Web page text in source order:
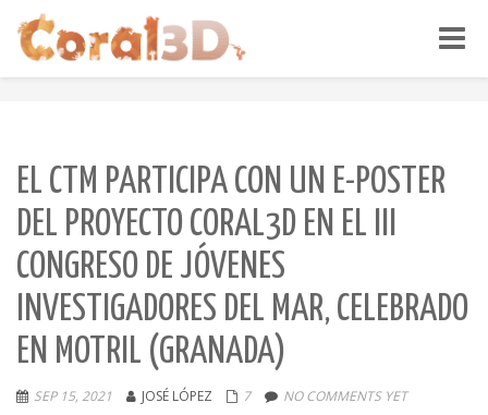
Toggle
EL CTM PARTICIPA CON UN E-POSTER
DEL PROYECTO CORAL3D EN EL III
CONGRESO DE JÓVENES
INVESTIGADORES DEL MAR, CELEBRADO
EN MOTRIL (GRANADA)
SEP 15, 2021 JOSÉ LÓPEZ 7 NO COMMENTS YET